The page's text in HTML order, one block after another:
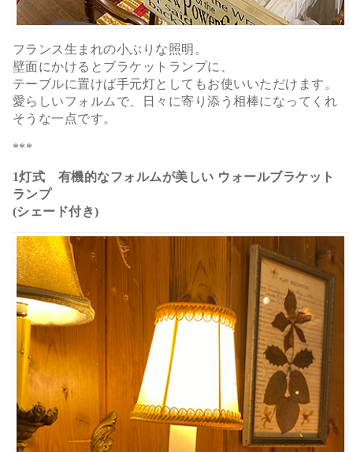
フランス生まれの小ぶりな照明。
壁面にかけるとブラケットランプに、
テーブルに置けば手元灯としてもお使いいただけます。
愛らしいフォルムで、日々に寄り添う相棒になってくれ
そうな一点です。
***
1灯式 有機的なフォルムが美しい ウォールブラケット
ランプ
(シェード付き)